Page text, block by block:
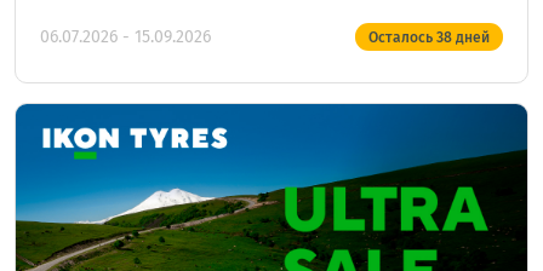
06.07.2026 - 15.09.2026 Осталось 38 дней